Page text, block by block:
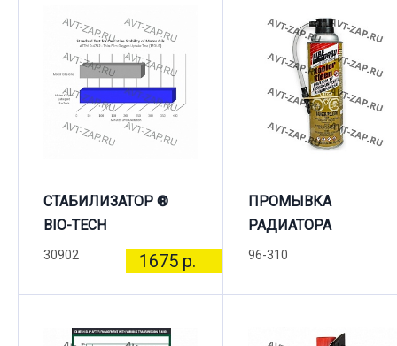
СТАБИЛИЗАТОР ®
BIO-TECH
30902 1675 р.
ПРОМЫВКА
РАДИАТОРА
96-310